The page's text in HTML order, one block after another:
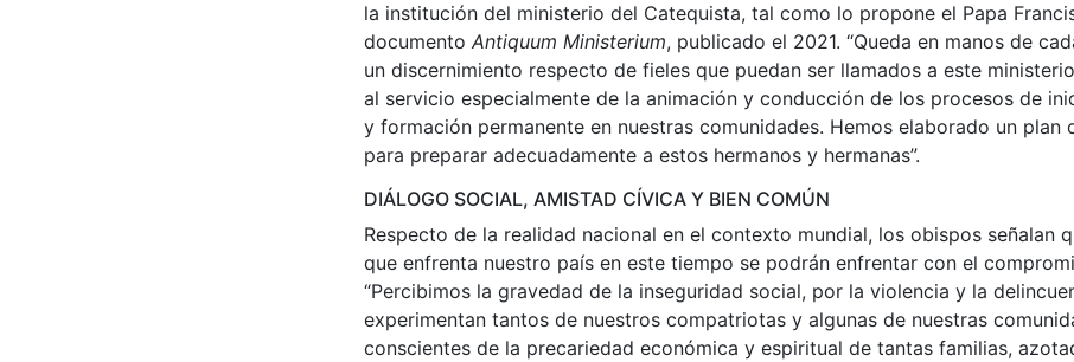
la institución del ministerio del Catequista, tal como lo propone el Papa
documento Antiquum Ministerium, publicado el 2021. “Queda en manos de
un discernimiento respecto de fieles que puedan ser llamados a este
al servicio especialmente de la animación y conducción de los procesos de
y formación permanente en nuestras comunidades. Hemos elaborado un plan
para preparar adecuadamente a estos hermanos y hermanas”.
DIÁLOGO SOCIAL, AMISTAD CÍVICA Y BIEN COMÚN
Respecto de la realidad nacional en el contexto mundial, los obispos señalan
que enfrenta nuestro país en este tiempo se podrán enfrentar con el
“Percibimos la gravedad de la inseguridad social, por la violencia y la
experimentan tantos de nuestros compatriotas y algunas de nuestras
conscientes de la precariedad económica y espiritual de tantas familias,